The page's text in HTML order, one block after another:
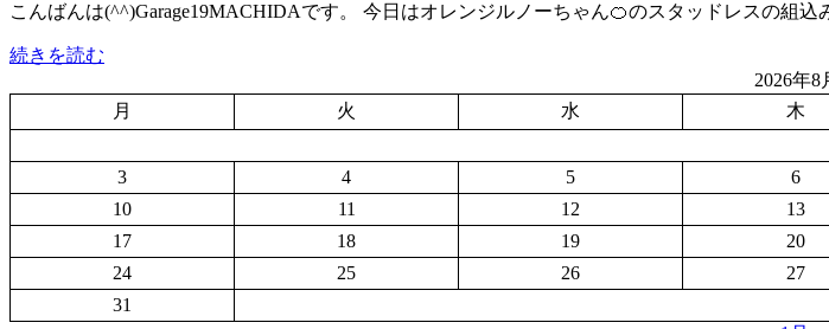
こんばんは(^^)Garage19MACHIDAです。 今日はオレンジルノーちゃん🍊のスタッドレスの組込
続きを読む
2026年8
月
火 水 木
3
4 5 6
10
11 12 13
17
18 19 20
24
25 26 27
31